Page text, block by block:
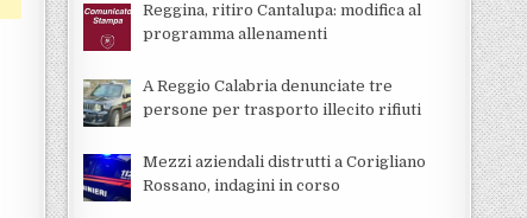
Reggina, ritiro Cantalupa: modifica al
programma allenamenti
A Reggio Calabria denunciate tre
persone per trasporto illecito rifiuti
Mezzi aziendali distrutti a Corigliano
Rossano, indagini in corso